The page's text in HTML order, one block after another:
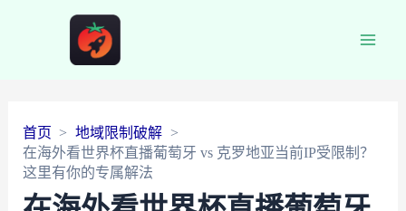
首页
地域限制破解
在海外看世界杯直播葡萄牙 vs 克罗地亚当前IP受限制？
这里有你的专属解法